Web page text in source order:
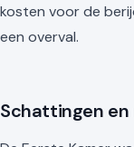
kosten voor de
een overval.
Schattingen en